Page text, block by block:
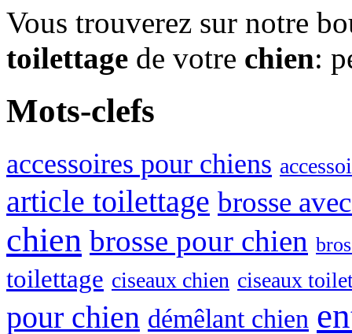
Vous trouverez sur notre
toilettage de votre chien:
Mots-clefs
accessoires pour chiens
article toilettage brosse
chien brosse pour chien
toilettage ciseaux chien ciseaux
pour chien démêlant chien